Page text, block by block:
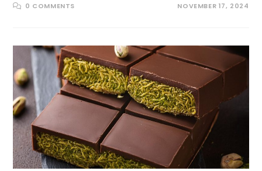
0 COMMENTS NOVEMBER 17, 2024